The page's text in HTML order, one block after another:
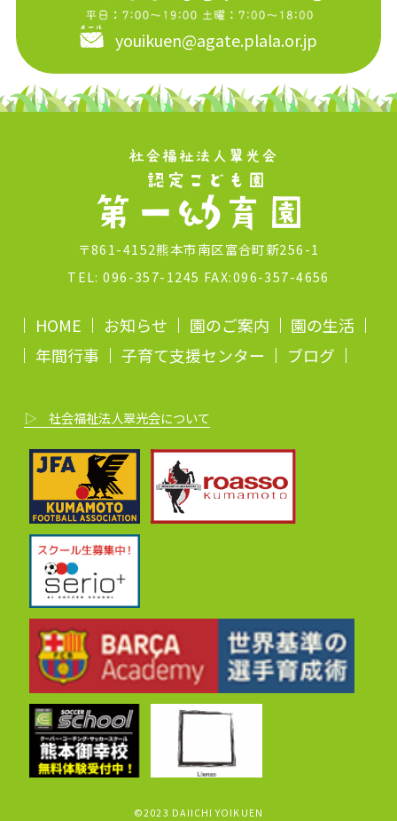
youikuen@agate.plala.or.jp
〒861-4152熊本市南区富合町新256-1
TEL:096-357-1245 FAX:096-357-4656
HOME お知らせ 園のご案内
園の生活
年間行事
子育て支援センター ブログ
▷ 社会福祉法人翠光会について
©2023 DAIICHI YOIKUEN